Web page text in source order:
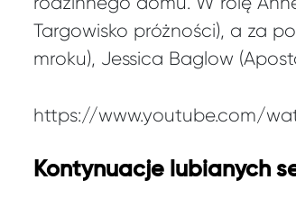
Targowisko próżności), a za
mroku), Jessica Baglow
https://www.youtube.com/
Kontynuacje lubianych